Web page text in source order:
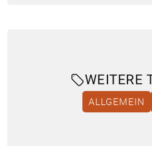
WEITERE
ALLGEMEIN